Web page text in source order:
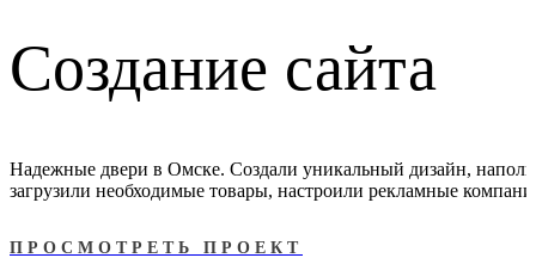
Создание сайта
Надежные двери в Омске. Создали уникальный дизайн,
загрузили необходимые товары, настроили рекламные
ПРОСМОТРЕТЬ ПРОЕКТ